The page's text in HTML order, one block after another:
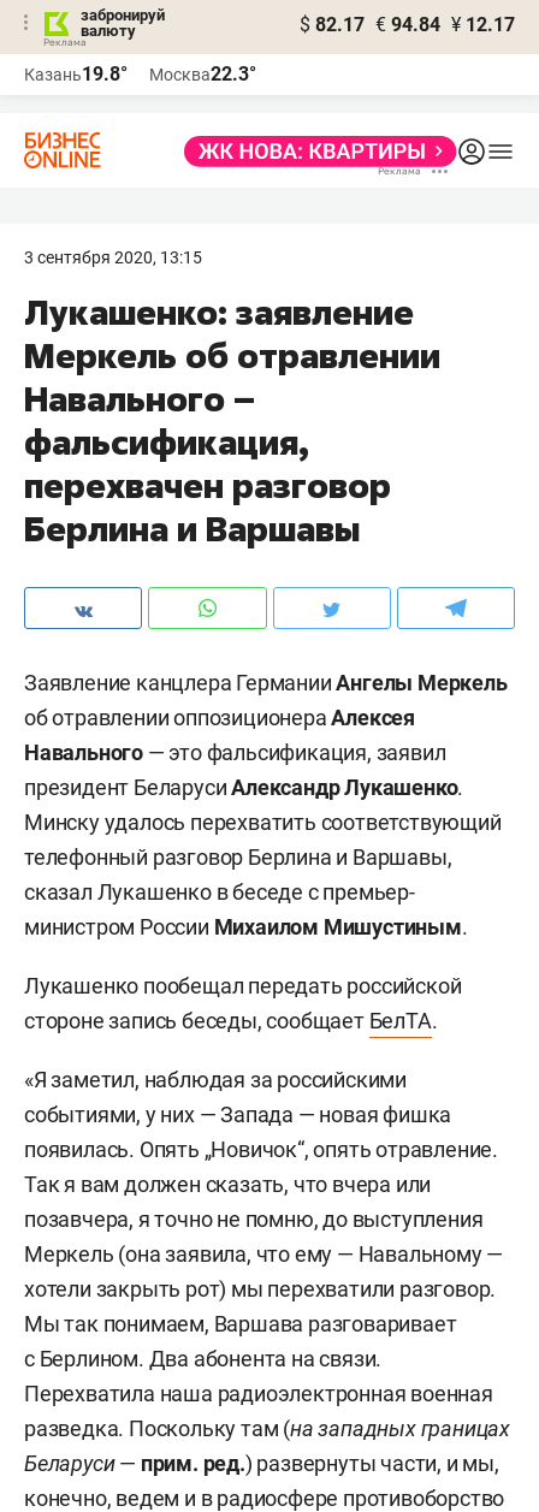
забронируй
валюту
$ 82.17 € 94.84 ¥ 12.17
Казань19.8° Москва22.3°
3 сентября 2020, 13:15
​Лукашенко: заявление
Меркель об отравлении
Навального –
фальсификация,
перехвачен разговор
Берлина и Варшавы
Заявление канцлера ГерманииАнгелы Меркель
об отравлении оппозиционераАлексея
Навального — это фальсификация, заявил
президент БеларусиАлександр Лукашенко.
Минску удалось перехватить соответствующий
телефонный разговор Берлина и Варшавы,
сказал Лукашенко в беседе с премьер-
министром России Михаилом Мишустиным.
Лукашенко пообещал передать российской
стороне запись беседы, сообщает БелТА.
«Я заметил, наблюдая за российскими
событиями, у них — Запада — новая фишка
появилась. Опять „Новичок“, опять отравление.
Так я вам должен сказать, что вчера или
позавчера, я точно не помню, до выступления
Меркель (она заявила, что ему — Навальному —
хотели закрыть рот) мы перехватили разговор.
Мы так понимаем, Варшава разговаривает
с Берлином. Два абонента на связи.
Перехватила наша радиоэлектронная военная
разведка. Поскольку там (на западных границах
Беларуси— прим. ред.) развернуты части, и мы,
конечно, ведем и в радиосфере противоборство